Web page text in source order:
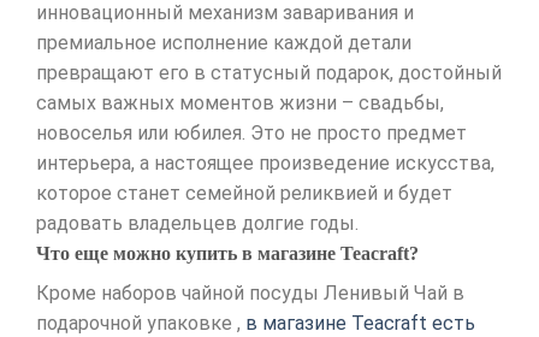
инновационный механизм заваривания и
премиальное исполнение каждой детали
превращают его в статусный подарок, достойный
самых важных моментов жизни – свадьбы,
новоселья или юбилея. Это не просто предмет
интерьера, а настоящее произведение искусства,
которое станет семейной реликвией и будет
радовать владельцев долгие годы.
Что еще можно купить в магазине Teacraft?
Кроме наборов чайной посуды Ленивый Чай в
подарочной упаковке , в магазине Teacraft есть